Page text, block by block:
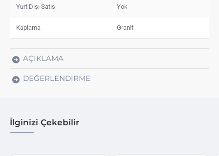
Yurt Dışı Satış Yok
Kaplama Granit
AÇIKLAMA
DEĞERLENDIRME
İlginizi Çekebilir